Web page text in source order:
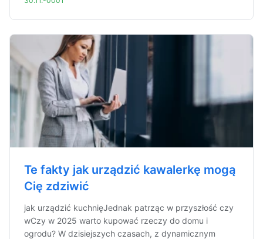
Te fakty jak urządzić kawalerkę mogą
Cię zdziwić
jak urządzić kuchnięJednak patrząc w przyszłość czy
wCzy w 2025 warto kupować rzeczy do domu i
ogrodu? W dzisiejszych czasach, z dynamicznym